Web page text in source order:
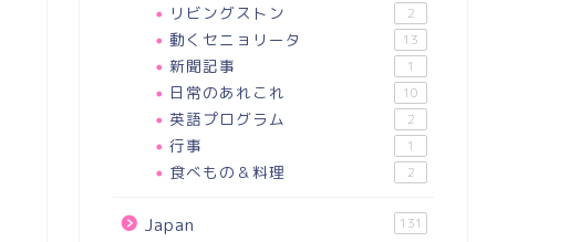
リビングストン 2
動くセニョリータ 13
新聞記事 1
日常のあれこれ 10
英語プログラム 2
行事 1
食べもの＆料理 2
Japan 131